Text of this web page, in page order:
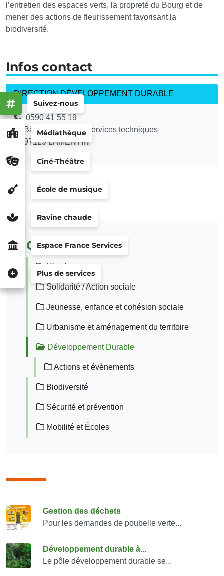
Médiathèque
Ciné-Théâtre
École de musique
Ravine chaude
Espace France Services
Plus de services
Suivez-nous
l’entretien des espaces verts, la propreté du Bourg et de
mener des actions de fleurissement favorisant la
biodiversité.
Infos contact
DIRECTION DÉVELOPPEMENT DURABLE
0590 41 55 19
Bâtiment du pôle Services techniques
97129 LAMENTIN
Cadre de vie
Histoire
Solidarité / Action sociale
Jeunesse, enfance et cohésion sociale
Urbanisme et aménagement du territoire
Développement Durable
Actions et évènements
Biodiversité
Sécurité et prévention
Mobilité et Écoles
Consulter également
Gestion des déchets
Pour les demandes de poubelle verte...
Développement durable à...
Le pôle développement durable se...